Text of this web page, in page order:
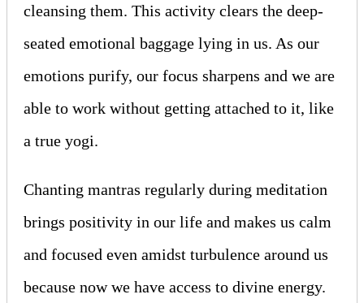
cleansing them. This activity clears the deep-
seated emotional baggage lying in us. As our
emotions purify, our focus sharpens and we are
able to work without getting attached to it, like
a true yogi.
Chanting mantras regularly during meditation
brings positivity in our life and makes us calm
and focused even amidst turbulence around us
because now we have access to divine energy.